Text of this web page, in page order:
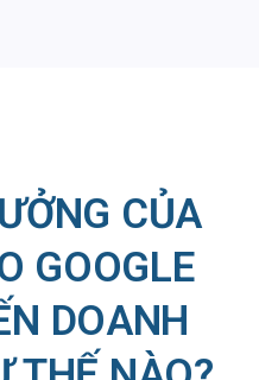
CỦA
GOOGLE
DOANH